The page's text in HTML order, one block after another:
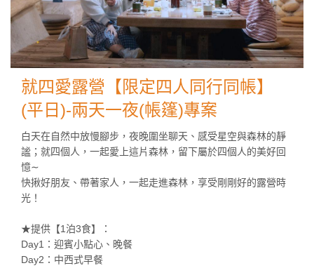
就四愛露營【限定四人同行同帳】
(平日)-兩天一夜(帳篷)專案
白天在自然中放慢腳步，夜晚圍坐聊天、感受星空與森林的靜
謐；就四個人，一起愛上這片森林，留下屬於四個人的美好回
憶∼
快揪好朋友、帶著家人，一起走進森林，享受剛剛好的露營時
光！
★提供【1泊3食】：
Day1：迎賓小點心、晚餐
Day2：中西式早餐